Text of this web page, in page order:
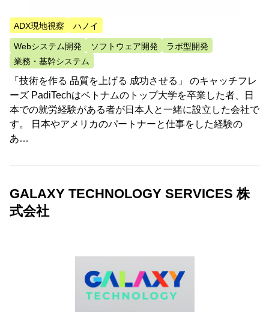
ADX現地視察 ハノイ
Webシステム開発 ソフトウェア開発
ラボ型開発
業務・基幹システム
「技術を作る 品質を上げる 成功させる」 のキャッチフレ
ーズ PadiTechはベトナムのトップ大学を卒業した者、日
本での就労経験がある者が日本人と一緒に設立した会社で
す。 日本やアメリカのパートナーと仕事をした経験の
あ…
GALAXY TECHNOLOGY SERVICES 株
式会社